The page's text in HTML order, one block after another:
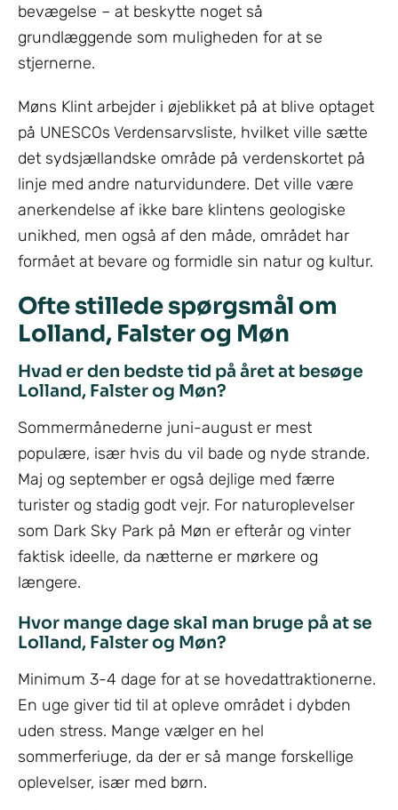
bevægelse – at beskytte noget så
grundlæggende som muligheden for at se
stjernerne.
Møns Klint arbejder i øjeblikket på at blive optaget
på UNESCOs Verdensarvsliste, hvilket ville sætte
det sydsjællandske område på verdenskortet på
linje med andre naturvidundere. Det ville være
anerkendelse af ikke bare klintens geologiske
unikhed, men også af den måde, området har
formået at bevare og formidle sin natur og kultur.
Ofte stillede spørgsmål om
Lolland, Falster og Møn
Hvad er den bedste tid på året at besøge
Lolland, Falster og Møn?
Sommermånederne juni-august er mest
populære, især hvis du vil bade og nyde strande.
Maj og september er også dejlige med færre
turister og stadig godt vejr. For naturoplevelser
som Dark Sky Park på Møn er efterår og vinter
faktisk ideelle, da nætterne er mørkere og
længere.
Hvor mange dage skal man bruge på at se
Lolland, Falster og Møn?
Minimum 3-4 dage for at se hovedattraktionerne.
En uge giver tid til at opleve området i dybden
uden stress. Mange vælger en hel
sommerferiuge, da der er så mange forskellige
oplevelser, især med børn.